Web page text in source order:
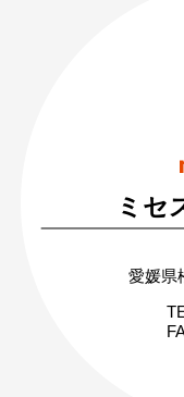
営業時
無料
まずは
家づくり
ミセ
愛媛県